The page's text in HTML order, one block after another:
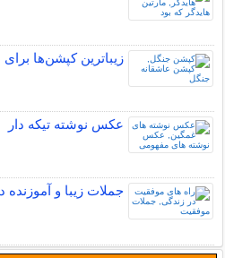
زیباترین کپشن‌ها
عکس نوشته تیکه دار
جملات زیبا و